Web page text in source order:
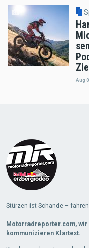
Aug
Stürzen ist Schande –
Motorradreporter.com, wir
kommunizieren Klartext.